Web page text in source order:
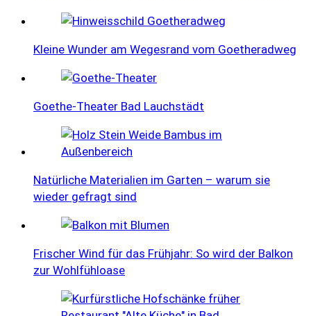
Kleine Wunder am Wegesrand vom Goetheradweg
Goethe-Theater Bad Lauchstädt
Natürliche Materialien im Garten – warum sie
wieder gefragt sind
Frischer Wind für das Frühjahr: So wird der Balkon
zur Wohlfühloase